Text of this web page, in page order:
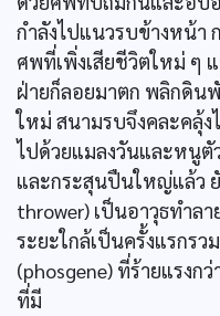
กำลังไปแนวรบข้างหน้า
ศพที่เพิ่งเสียชีวิตใหม่ ๆ
ฝ่ายก็ลอยมาตก พลิกดิน
ใหม่ สนามรบจึงคละคลุ้
ไปด้วยแมลงวันและหนูตั
และกระสุนปืนใหญ่แล้ว
thrower) เป็นอาวุธทำล
ระยะใกล้เป็นครั้งแรกร
(phosgene) ที่ร้ายแรงก
ที่มี